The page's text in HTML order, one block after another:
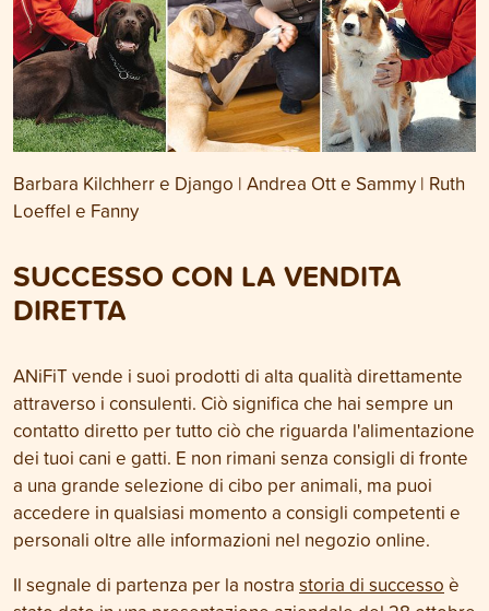
Barbara Kilchherr e Django | Andrea Ott e Sammy | Ruth
Loeffel e Fanny
SUCCESSO CON LA VENDITA
DIRETTA
ANiFiT vende i suoi prodotti di alta qualità direttamente
attraverso i consulenti. Ciò significa che hai sempre un
contatto diretto per tutto ciò che riguarda l'alimentazione
dei tuoi cani e gatti. E non rimani senza consigli di fronte
a una grande selezione di cibo per animali, ma puoi
accedere in qualsiasi momento a consigli competenti e
personali oltre alle informazioni nel negozio online.
Il segnale di partenza per la nostra storia di successo è